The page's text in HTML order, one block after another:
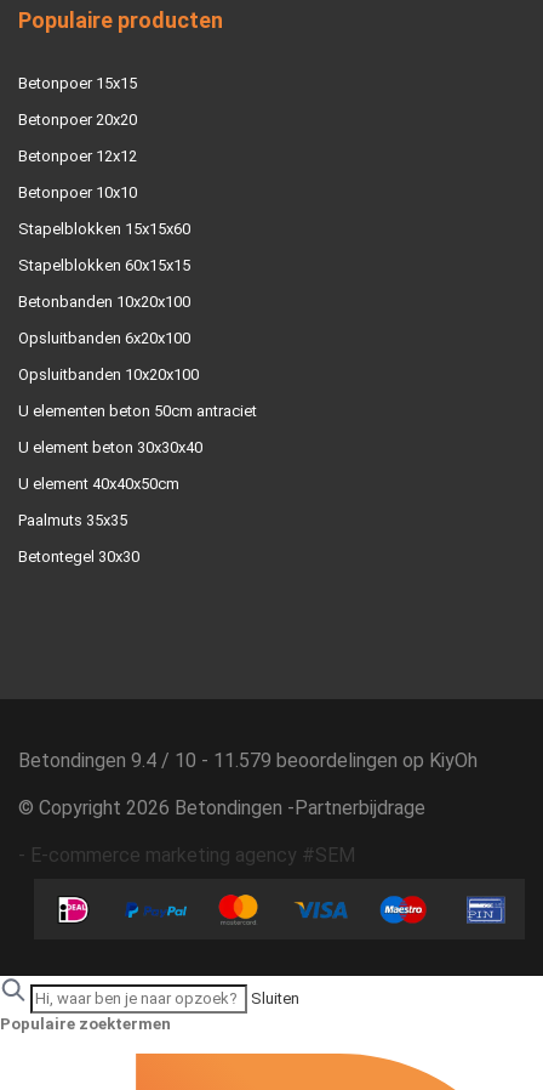
Populaire producten
Betonpoer 15x15
Betonpoer 20x20
Betonpoer 12x12
Betonpoer 10x10
Stapelblokken 15x15x60
Stapelblokken 60x15x15
Betonbanden 10x20x100
Opsluitbanden 6x20x100
Opsluitbanden 10x20x100
U elementen beton 50cm antraciet
U element beton 30x30x40
U element 40x40x50cm
Paalmuts 35x35
Betontegel 30x30
Betondingen 9.4 / 10 - 11.579 beoordelingen op KiyOh
© Copyright 2026 Betondingen - Partnerbijdrage
- E-commerce marketing agency #SEM
Sluiten
Populaire zoektermen